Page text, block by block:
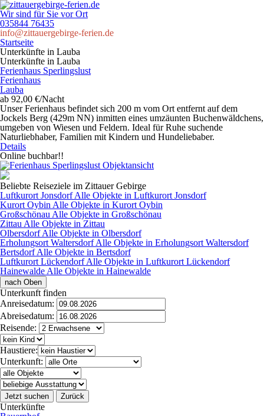
Wir sind für Sie vor Ort
035844 76435
info@zittauergebirge-ferien.de
Startseite
Unterkünfte in Lauba
Unterkünfte in Lauba
Ferienhaus Sperlingslust
Ferienhaus
Lauba
ab 92,00 €/Nacht
Unser Ferienhaus befindet sich 200 m vom Ort entfernt auf dem
Jockels Berg (429m NN) inmitten eines umzäunten Buchenwäldchens,
umgeben von Wiesen und Feldern. Ideal für Ruhe suchende
Naturliebhaber, Familien mit Kindern und Hundeliebaber.
Details
Online buchbar!!
Beliebte Reiseziele im Zittauer Gebirge
Luftkurort JonsdorfAlle Objekte in Luftkurort Jonsdorf
Kurort Oybin Alle Objekte in Kurort Oybin
Großschönau Alle Objekte in Großschönau
Zittau Alle Objekte in Zittau
OlbersdorfAlle Objekte in Olbersdorf
Erholungsort WaltersdorfAlle Objekte in Erholungsort Waltersdorf
BertsdorfAlle Objekte in Bertsdorf
Luftkurort LückendorfAlle Objekte in Luftkurort Lückendorf
Hainewalde Alle Objekte in Hainewalde
nach Oben
Unterkunft finden
Anreisedatum:
Abreisedatum:
Reisende:
Haustiere:
Unterkunft:
Jetzt suchen Zurück
Unterkünfte